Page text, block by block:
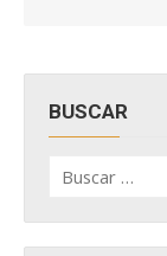
BUSCAR
por: